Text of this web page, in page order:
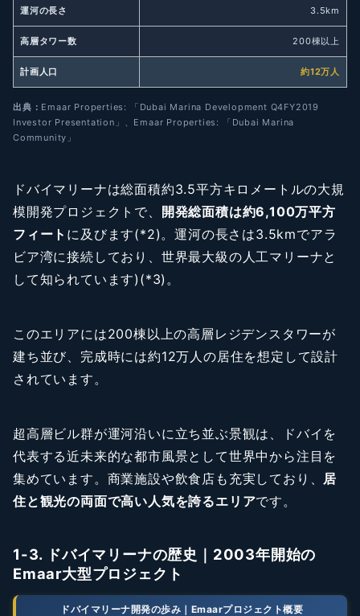
運河の長さ 3.5km
高層タワー数 200棟以上
計画人口 約12万人
出典： Emaar Properties: 「Dubai Marina Development Q4FY2019
Investor Presentation」、Emaar Properties: 「Dubai Marina
Community」
ドバイマリーナは総面積約3.5平方キロメートルの大規
模開発プロジェクトで、 開発総面積は約6,100万平方
フィート に及びます(*2)。運河の長さは3.5kmでアラ
ビア湾に接続しており、世界最大級の人工マリーナと
して知られています)(*3)。
このエリアには200棟以上の高層レジデンスタワーが
建ち並び、完成時には約12万人の居住を想定して設計
されています。
超高層ビル群が運河沿いに立ち並ぶ景観は、ドバイを
代表する近未来的な都市風景として世界中から注目を
集めています。商業施設や飲食店も充実しており、 居
住と観光の両面で高い人気を誇るエリアです。
1-3. ドバイマリーナの歴史｜2003年開始の
Emaar大型プロジェクト
ドバイマリーナ開発の歩み｜Emaarプロジェクト概要